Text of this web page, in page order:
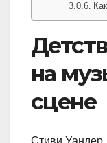
на
сцене
Стиви